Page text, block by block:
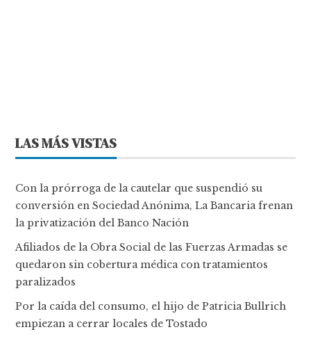
LAS MÁS VISTAS
Con la prórroga de la cautelar que suspendió su
conversión en Sociedad Anónima, La Bancaria frenan
la privatización del Banco Nación
Afiliados de la Obra Social de las Fuerzas Armadas se
quedaron sin cobertura médica con tratamientos
paralizados
Por la caída del consumo, el hijo de Patricia Bullrich
empiezan a cerrar locales de Tostado